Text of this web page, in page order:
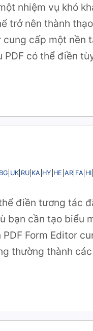
nhiệm vụ khó
trở nên thành
cấp một nền
có thể điền
BG UK RU KA HY HE AR FA HI
điền tương tác
bạn cần tạo biểu
Form Editor
thường thành